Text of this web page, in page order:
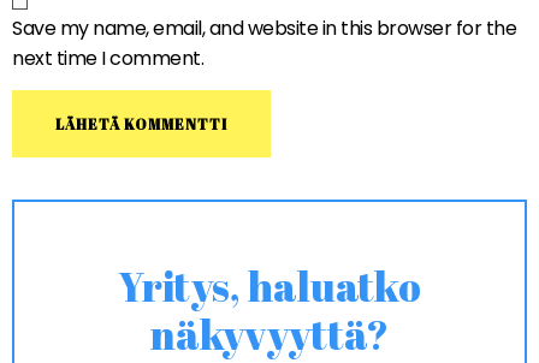
Save my name, email, and website in this browser for the
next time I comment.
Yritys, haluatko
näkyvyyttä?